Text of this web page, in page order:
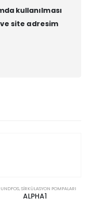
kullanılması
site adresim
,SIRKÜLASYON POMPALARI
ALPHA1